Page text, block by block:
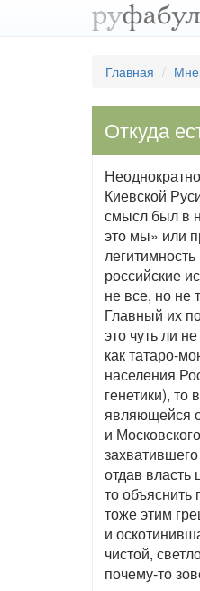
Главная
Откуда
Киевской
смысл был в
это мы» или
российские
не все, но не
Главный их
это чуть ли
как татаро-
населения
генетики),
являющейся
и
отдав
то объяснить
тоже этим
и
чистой,
почему-то